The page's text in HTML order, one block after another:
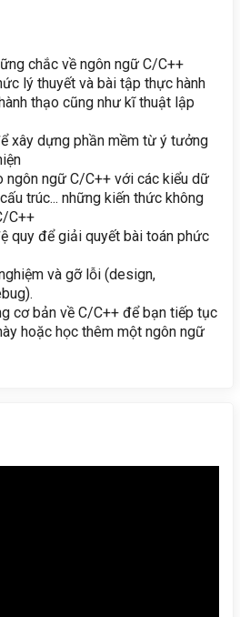
chắc về ngôn ngữ C/C++
lý thuyết và bài tập thực hành
thạo cũng như kĩ thuật lập
xây dựng phần mềm từ ý tưởng
ngôn ngữ C/C++ với các kiểu dữ
trúc... những kiến thức không
C++
quy để giải quyết bài toán phức
và gỡ lỗi (design,
cơ bản về C/C++ để bạn tiếp tục
hoặc học thêm một ngôn ngữ